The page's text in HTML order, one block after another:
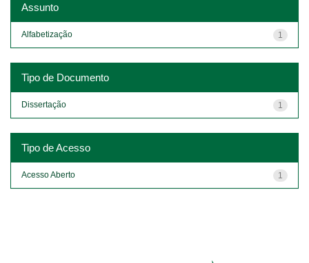
Assunto
1
Alfabetização
Tipo de Documento
1
Dissertação
Tipo de Acesso
1
Acesso Aberto